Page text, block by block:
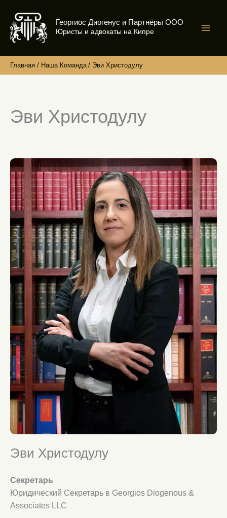
содержимому
Георгиос Диогенус и Партнёры ООО
Юристы и адвокаты на Кипре
Главная Наша Команда Эви Христодулу
Эви Христодулу
Эви Христодулу
Секретарь
Юридический Секретарь в Georgios Diogenous &
Associates LLC